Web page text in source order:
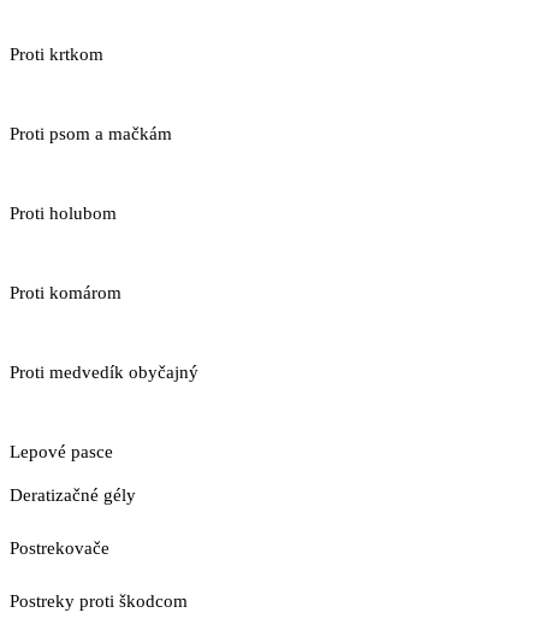
Proti krtkom
Proti psom a mačkám
Proti holubom
Proti komárom
Proti medvedík obyčajný
Lepové pasce
Deratizačné gély
Postrekovače
Postreky proti škodcom